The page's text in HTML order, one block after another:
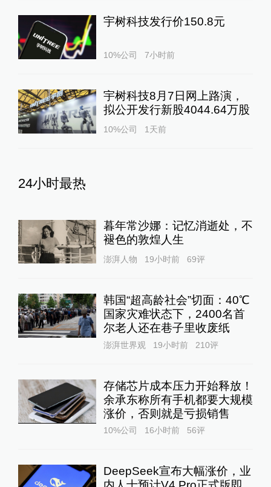
宇树科技发行价150.8元
10%公司 7小时前
宇树科技8月7日网上路演，
拟公开发行新股4044.64万股
10%公司 1天前
24小时最热
暮年常沙娜：记忆消逝处，不
褪色的敦煌人生
澎湃人物 19小时前 69评
韩国“超高龄社会”切面：40℃
国家灾难状态下，2400名首
尔老人还在巷子里收废纸
澎湃世界观 19小时前 210评
存储芯片成本压力开始释放！
余承东称所有手机都要大规模
涨价，否则就是亏损销售
10%公司 16小时前 56评
DeepSeek宣布大幅涨价，业